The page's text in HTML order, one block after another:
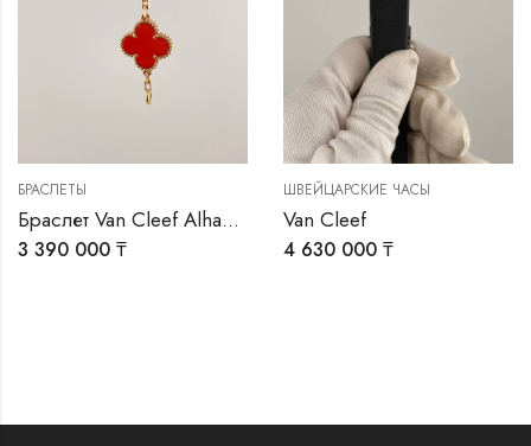
БРАСЛЕТЫ
Браслет Van Cleef Alhambra
3 390 000 ₸
ШВЕЙЦАРСКИЕ ЧАСЫ
Van Cleef
4 630 000 ₸